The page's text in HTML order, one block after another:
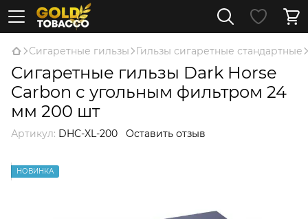
Сигаретные гильзы Гильзы сигаретные стандартные
Сигаретные гильзы Dark Horse
Carbon с угольным фильтром 24
мм 200 шт
Артикул: DHC-XL-200 Оставить отзыв
НОВИНКА